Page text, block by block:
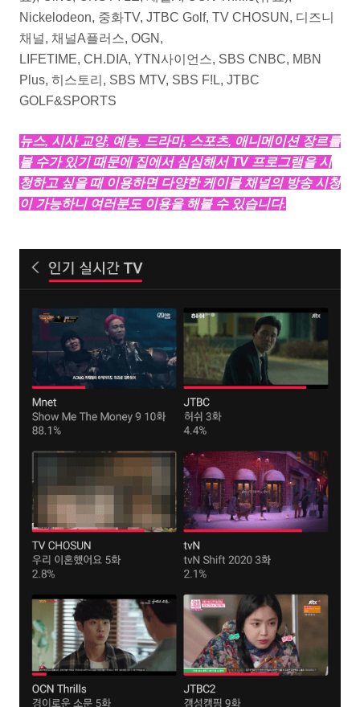
Nickelodeon, 중화TV, JTBC Golf, TV CHOSUN, 디즈니
채널, 채널A플러스, OGN,
LIFETIME, CH.DIA, YTN사이언스, SBS CNBC, MBN
Plus, 히스토리, SBS MTV, SBS F!L, JTBC
GOLF&SPORTS
뉴스, 시사 교양, 예능, 드라마, 스포츠, 애니메이션 장르를
볼 수가 있기 때문에 집에서 심심해서 TV 프로그램을 시
청하고 싶을 때 이용하면 다양한 케이블 채널의 방송 시청
이 가능하니 여러분도 이용을 해볼 수 있습니다.